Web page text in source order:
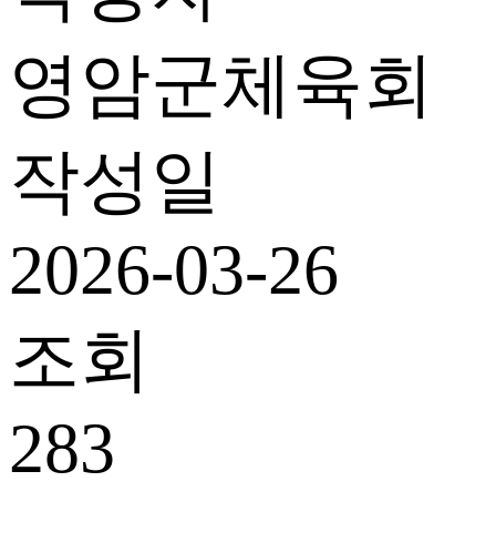
영암군체육회
작성일
2026-03-26
조회
283